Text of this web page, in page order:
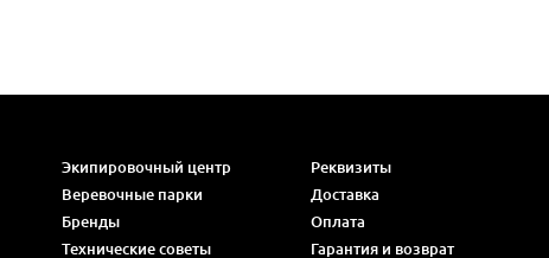
Экипировочный центр
Веревочные парки
Бренды
Технические советы
Реквизиты
Доставка
Оплата
Гарантия и возврат